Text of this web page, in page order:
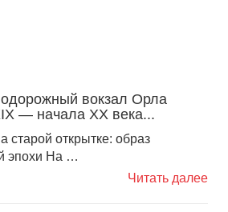
вокзал Орла
— начала XX века...
старой открытке: образ
эпохи На …
Читать далее